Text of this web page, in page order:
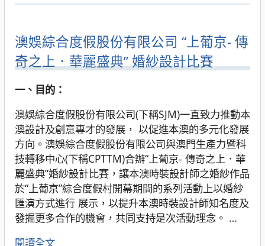
澳娛綜合度假股份有限公司 “上葡京- 傳
奇之上．華麗盛典” 婚紗設計比賽
一、目的：
澳娛綜合度假股份有限公司(下稱SJM)一直致力推動本
澳設計及創意專才的發展， 以促進本澳的多元化發展
方向。澳娛綜合度假股份有限公司與澳門生產力暨科
技轉移中心(下稱CPTTM)合辦“上葡京- 傳奇之上．華
麗盛典”婚紗設計比賽，讓本澳時裝設計師之婚紗作品
於“上葡京”綜合度假村開幕期間的系列活動上以婚紗
匯演方式進行 展示，以提升本澳時裝設計師知名度及
發掘更多合作的機會，共同支持是次活動理念。 …
閱讀全文